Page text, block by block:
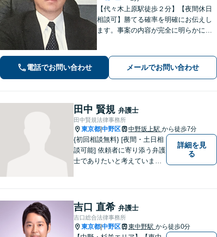
【代々木上原駅徒歩２分】【夜間休日
相談可】勝てる確率を明確にお伝えし
ます。事案の内容が完全に明らかにな
とは一切言いません。安心しておまか
せください。
電話でお問い合わせ メールでお問い合わせ
田中 賢規 弁護士
田中賢規法律事務所
東京都 中野区 中野坂上駅 から徒歩7分
{初回相談無料} [夜間・土日相
談可能] 依頼者に寄り添う弁護
士でありたいと考えていま
詳細を見
る
吉口 直希 弁護士
吉口総合法律事務所
東京都 中野区 東中野駅 から徒歩0分